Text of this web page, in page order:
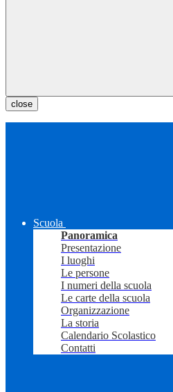
close
Scuola
Panoramica
Presentazione
I luoghi
Le persone
I numeri della scuola
Le carte della scuola
Organizzazione
La storia
Calendario Scolastico
Contatti